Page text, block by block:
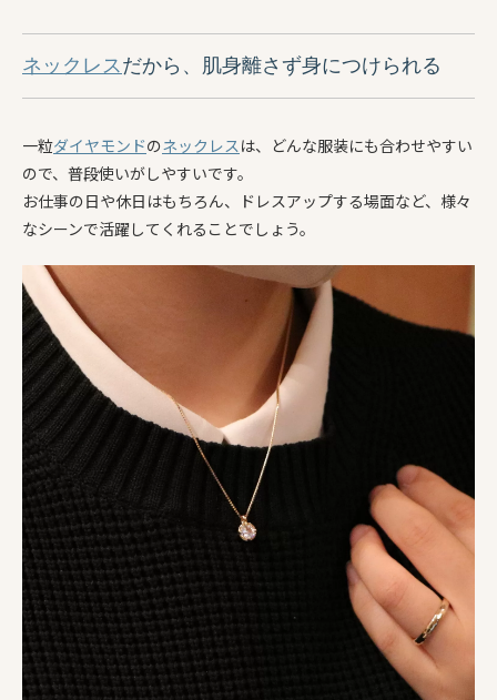
ネックレスだから、肌身離さず身につけられる
一粒ダイヤモンドのネックレスは、どんな服装にも合わせやすい
ので、普段使いがしやすいです。
お仕事の日や休日はもちろん、ドレスアップする場面など、様々
なシーンで活躍してくれることでしょう。